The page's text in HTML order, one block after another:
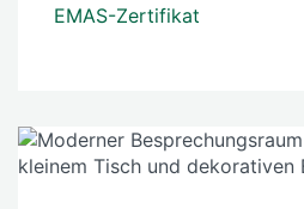
EMAS-Zertifikat